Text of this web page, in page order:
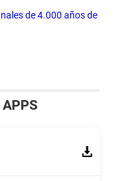
de 4.000 años de
APPS